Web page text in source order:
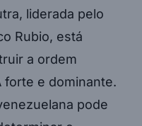
liderada pelo
Rubio, está
a ordem
forte e dominante.
pode